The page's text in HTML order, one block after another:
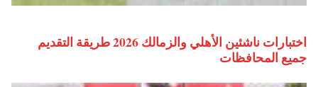
اختبارات ناشئين الأهلي والزمالك 2026 طريقة التقديم
جميع المحافظات